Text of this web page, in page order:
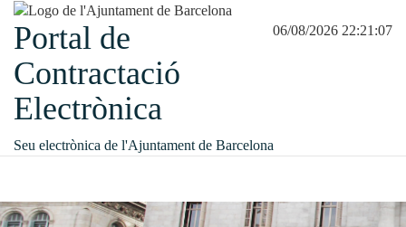
06/08/2026 22:21:07
Portal de
Contractació
Electrònica
Seu electrònica de l'Ajuntament de Barcelona